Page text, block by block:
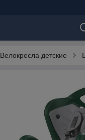
Велокресла детские